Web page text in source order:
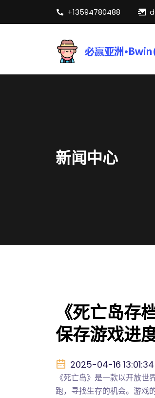
+13594780488
新闻中心
《死亡岛存
保存游戏进度
2025-04-16 13:01:34
《死亡岛》是一款以开放
跑，寻找生存的机会。游戏